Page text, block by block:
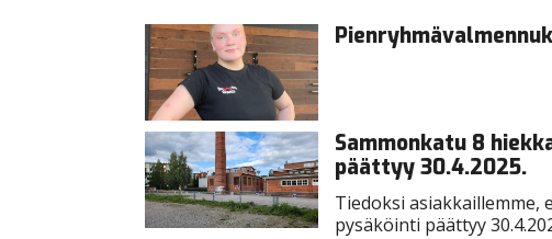
Sammonkatu 8
päättyy 30.4.2025.
Tiedoksi asiakkaillemme,
pysäköinti päättyy